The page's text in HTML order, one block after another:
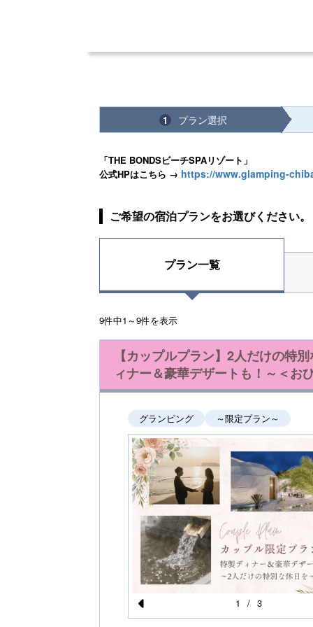
1 プラン選択
「THE BONDSビーチSPAリゾート」
公式HPはこちら → https://www.glamping-
ご希望の宿泊プランをお選びください。
プラン一覧
9件中1～9件を表示
【カップルプラン】2人だけの特
ィナー＆豪華デザートも！～＜お
グランピング ～限定プラン～
Pr
1 / 3